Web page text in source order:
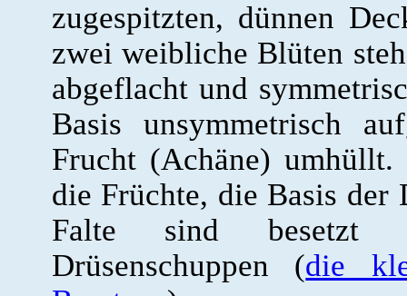
zugespitzten, dünnen
zwei weibliche Blüten
abgeflacht und
Basis unsymmetrisch
Frucht (Achäne)
die Früchte, die Basis der
Falte sind besetzt
Drüsenschuppen (die